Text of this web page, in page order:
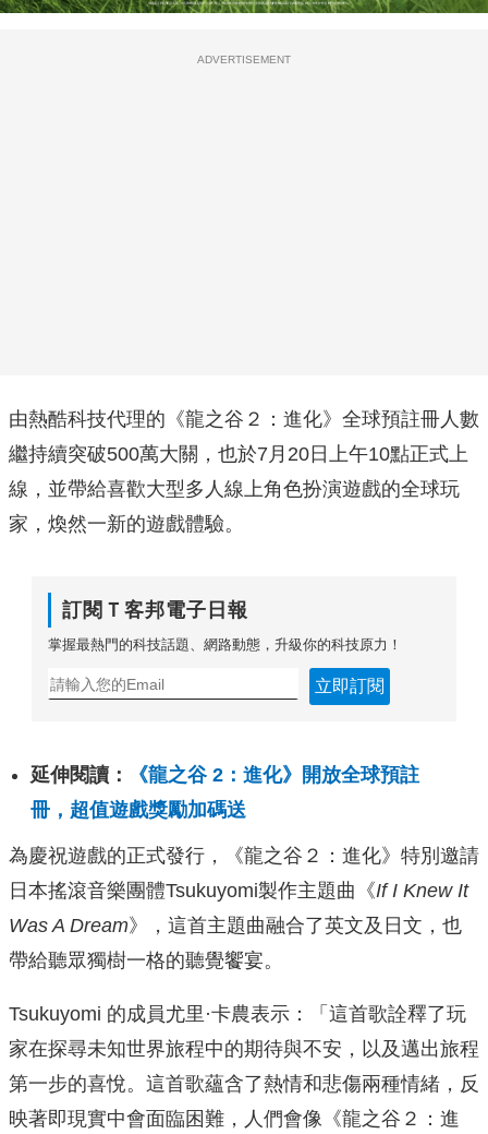
ADVERTISEMENT
由熱酷科技代理的《龍之谷２：進化》全球預註冊人數
繼持續突破500萬大關，也於7月20日上午10點正式上
線， 並帶給喜歡大型多人線上角色扮演遊戲的全球玩
家， 煥然一新的遊戲體驗。
訂閱Ｔ客邦電子日報
掌握最熱門的科技話題、網路動態，升級你的科技原力！
立即訂閱
延伸閱讀：
《龍之谷 2：進化》開放全球預註
冊，超值遊戲獎勵加碼送
為慶祝遊戲的正式發行，《龍之谷２：進化》 特別邀請
日本搖滾音樂團體Tsukuyomi製作主題曲《If I Knew It
Was A Dream》，這首主題曲融合了英文及日文， 也
帶給聽眾獨樹一格的聽覺饗宴。
Tsukuyomi 的成員尤里·卡農表示：「 這首歌詮釋了玩
家在探尋未知世界旅程中的期待與不安， 以及邁出旅程
第一步的喜悅。這首歌蘊含了熱情和悲傷兩種情緒， 反
映著即現實中會面臨困難，人們會像《龍之谷２：進